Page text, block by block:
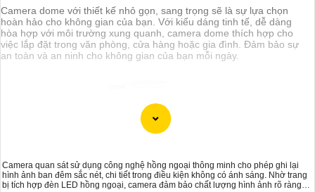
Camera dome với thiết kế nhỏ gọn, sang trọng sẽ là sự lựa chọn
hoàn hảo cho không gian của bạn. Với kiểu dáng tinh tế, dễ dàng
hòa hợp với môi trường xung quanh, camera dome thích hợp cho
việc lắp đặt trong văn phòng, cửa hàng hoặc gia đình. Đảm bảo sự
an toàn và an ninh cho không gian của bạn mỗi ngày.
Camera quan sát sử dụng công nghệ hồng ngoại thông minh cho phép ghi lại
hình ảnh ban đêm sắc nét, chi tiết trong điều kiện không có ánh sáng. Nhờ trang
bị tích hợp đèn LED hồng ngoại, camera đảm bảo chất lượng hình ảnh rõ ràng